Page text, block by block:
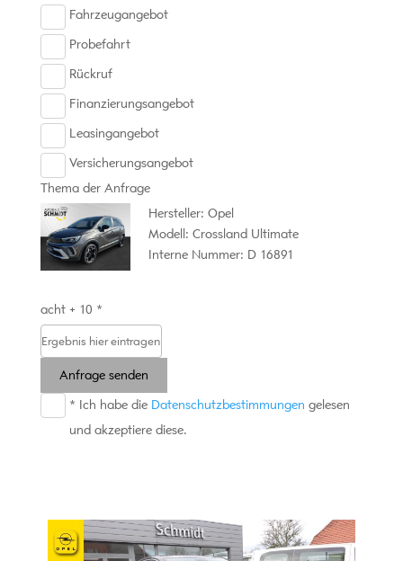
Fahrzeugangebot
Probefahrt
Rückruf
Finanzierungsangebot
Leasingangebot
Versicherungsangebot
Thema der Anfrage
Hersteller: Opel
Modell: Crossland Ultimate
Interne Nummer: D 16891
acht + 10 *
Anfrage senden
* Ich habe die Datenschutzbestimmungen gelesen
und akzeptiere diese.